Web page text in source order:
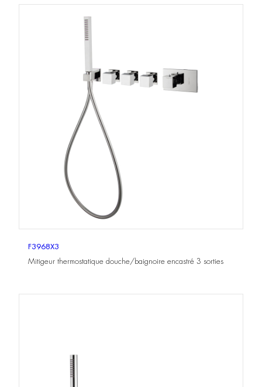
F3968X3
Mitigeur thermostatique douche/baignoire encastré 3 sorties